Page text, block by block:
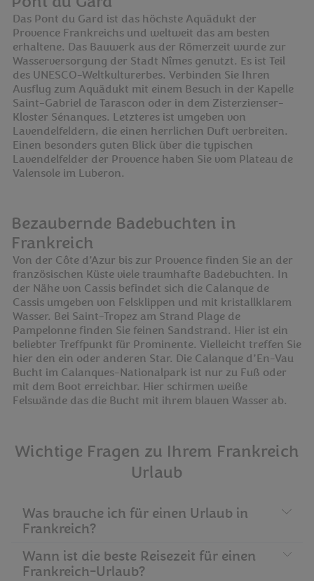
Das Pont du Gard ist das höchste Aquädukt der
Provence Frankreichs und weltweit das am besten
erhaltene. Das Bauwerk aus der Römerzeit wurde zur
Wasserversorgung der Stadt Nîmes genutzt. Es ist Teil
des UNESCO-Weltkulturerbes. Verbinden Sie Ihren
Ausflug zum Aquädukt mit einem Besuch in der Kapelle
Saint-Gabriel de Tarascon oder in dem Zisterzienser-
Kloster Sénanques. Letzteres ist umgeben von
Lavendelfeldern, die einen herrlichen Duft verbreiten.
Einen besonders guten Blick über die typischen
Lavendelfelder der Provence haben Sie vom Plateau de
Valensole im Luberon.
Bezaubernde Badebuchten in
Frankreich
Von der Côte d’Azur bis zur Provence finden Sie an der
französischen Küste viele traumhafte Badebuchten. In
der Nähe von Cassis befindet sich die Calanque de
Cassis umgeben von Felsklippen und mit kristallklarem
Wasser. Bei Saint-Tropez am Strand Plage de
Pampelonne finden Sie feinen Sandstrand. Hier ist ein
beliebter Treffpunkt für Prominente. Vielleicht treffen Sie
hier den ein oder anderen Star. Die Calanque d’En-Vau
Bucht im Calanques-Nationalpark ist nur zu Fuß oder
mit dem Boot erreichbar. Hier schirmen weiße
Felswände das die Bucht mit ihrem blauen Wasser ab.
Wichtige Fragen zu Ihrem Frankreich
Urlaub
Was brauche ich für einen Urlaub in
Frankreich?
Wann ist die beste Reisezeit für einen
Frankreich-Urlaub?